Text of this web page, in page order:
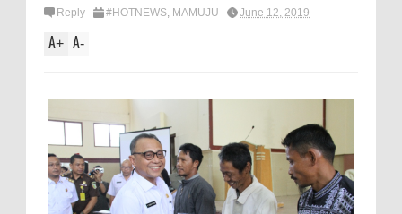
Reply #HOTNEWS, MAMUJU June 12, 2019
A+ A-